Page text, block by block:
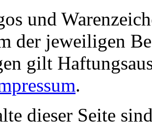
und
der jeweiligen
gilt
.
dieser Seite